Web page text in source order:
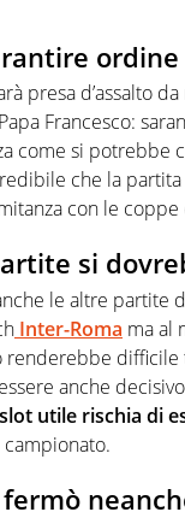
presa d’assalto
Francesco:
come si potrebbe
che la partita
con le
si
le altre partite
Inter-Roma ma al
renderebbe
anche
utile rischia di
campionato.